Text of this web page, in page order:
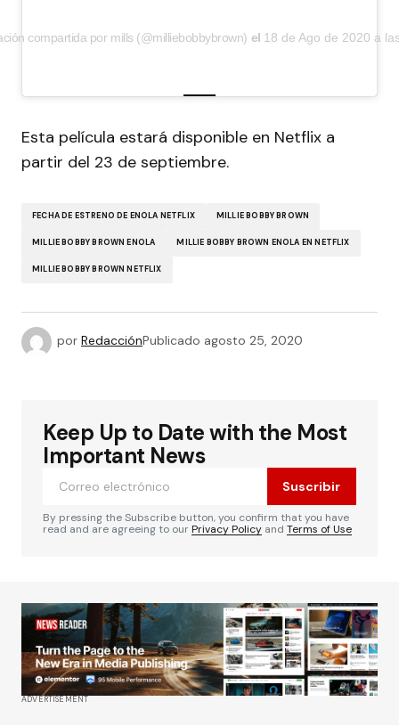
compartida por mills (@milliebobbybrown) el 18 de Ago de 2020 a
Esta película estará disponible en Netflix a
partir del 23 de septiembre.
FECHA DE ESTRENO DE ENOLA NETFLIX MILLIE BOBBY BROWN
MILLIE BOBBY BROWN ENOLA MILLIE BOBBY BROWN ENOLA EN NETFLIX
MILLIE BOBBY BROWN NETFLIX
por RedacciónPublicado agosto 25, 2020
Keep Up to Date with the Most
Important News
Suscribir
By pressing the Subscribe button, you confirm that you have
read and are agreeing to ourPrivacy Policy and Terms of Use
ADVERTISEMENT